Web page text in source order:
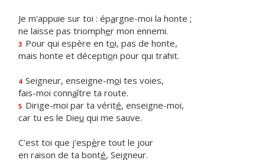
Je m'appuie sur toi : épargne-moi la honte ;
ne laisse pas triompher mon ennemi.
3 Pour qui espère en toi, pas de honte,
mais honte et déception pour qui trahit.
4 Seigneur, enseigne-moi tes voies,
fais-moi connaître ta route.
5 Dirige-moi par ta vérité, enseigne-moi,
car tu es le Dieu qui me sauve.
C'est toi que j'espère tout le jour
en raison de ta bonté, Seigneur.